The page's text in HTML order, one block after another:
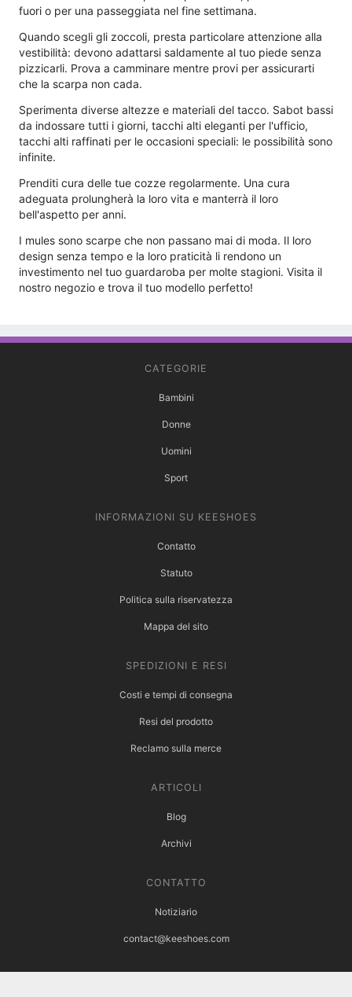
fuori o per una passeggiata nel fine settimana.
Quando scegli gli zoccoli, presta particolare attenzione alla
vestibilità: devono adattarsi saldamente al tuo piede senza
pizzicarli. Prova a camminare mentre provi per assicurarti
che la scarpa non cada.
Sperimenta diverse altezze e materiali del tacco. Sabot bassi
da indossare tutti i giorni, tacchi alti eleganti per l'ufficio,
tacchi alti raffinati per le occasioni speciali: le possibilità sono
infinite.
Prenditi cura delle tue cozze regolarmente. Una cura
adeguata prolungherà la loro vita e manterrà il loro
bell'aspetto per anni.
I mules sono scarpe che non passano mai di moda. Il loro
design senza tempo e la loro praticità li rendono un
investimento nel tuo guardaroba per molte stagioni. Visita il
nostro negozio e trova il tuo modello perfetto!
CATEGORIE
Bambini
Donne
Uomini
Sport
INFORMAZIONI SU KEESHOES
Contatto
Statuto
Politica sulla riservatezza
Mappa del sito
SPEDIZIONI E RESI
Costi e tempi di consegna
Resi del prodotto
Reclamo sulla merce
ARTICOLI
Blog
Archivi
CONTATTO
Notiziario
contact@keeshoes.com